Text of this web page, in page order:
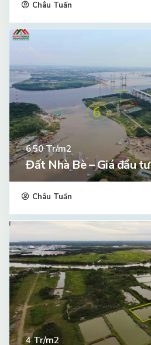
Châu Tuấn
6.50Tr/m2
Đất Nhà Bè – Giá đầu tư
Châu Tuấn
4Tr/m2